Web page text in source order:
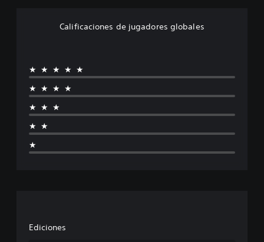
Calificaciones de jugadores globales
★★★★★
★★★★
★★★
★★
★
Ediciones